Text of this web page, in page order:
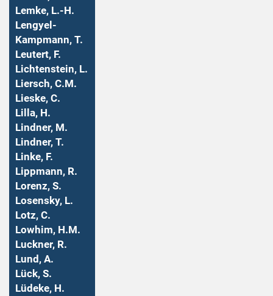
Lemke, L.-H.
Lengyel-
Kampmann, T.
Leutert, F.
Lichtenstein, L.
Liersch, C.M.
Lieske, C.
Lilla, H.
Lindner, M.
Lindner, T.
Linke, F.
Lippmann, R.
Lorenz, S.
Losensky, L.
Lotz, C.
Lowhim, H.M.
Luckner, R.
Lund, A.
Lück, S.
Lüdeke, H.